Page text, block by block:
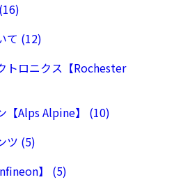
て (12)
トロニクス【Rochester
【Alps Alpine】 (10)
ツ (5)
】 (5)